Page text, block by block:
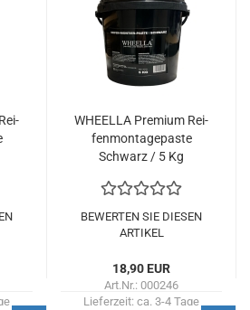
WHEEL­LA Pre­mi­um Rei­
fen­mon­ta­ge­pas­te
Schwarz / 5 Kg
BEWERTEN SIE DIESEN
ARTIKEL
18,90 EUR
Art.Nr.: 000246
Lieferzeit: ca. 3-4 Tage